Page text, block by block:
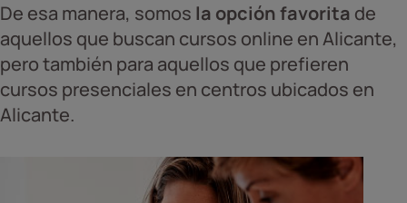
De esa manera, somos la opción favorita de
aquellos que buscan cursos online en Alicante,
pero también para aquellos que prefieren
cursos presenciales en centros ubicados en
Alicante.